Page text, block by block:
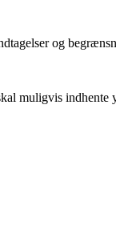
og
muligvis indhente